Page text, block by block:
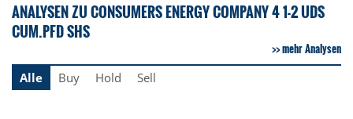
ANALYSEN ZU CONSUMERS ENERGY COMPANY 4 1-2 UDS
CUM.PFD SHS
mehr Analysen
Alle
Buy Hold Sell